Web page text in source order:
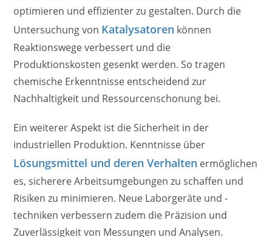
optimieren und effizienter zu gestalten. Durch die
Untersuchung von Katalysatoren können
Reaktionswege verbessert und die
Produktionskosten gesenkt werden. So tragen
chemische Erkenntnisse entscheidend zur
Nachhaltigkeit und Ressourcenschonung bei.
Ein weiterer Aspekt ist die Sicherheit in der
industriellen Produktion. Kenntnisse über
Lösungsmittel und deren Verhalten ermöglichen
es, sicherere Arbeitsumgebungen zu schaffen und
Risiken zu minimieren. Neue Laborgeräte und -
techniken verbessern zudem die Präzision und
Zuverlässigkeit von Messungen und Analysen.